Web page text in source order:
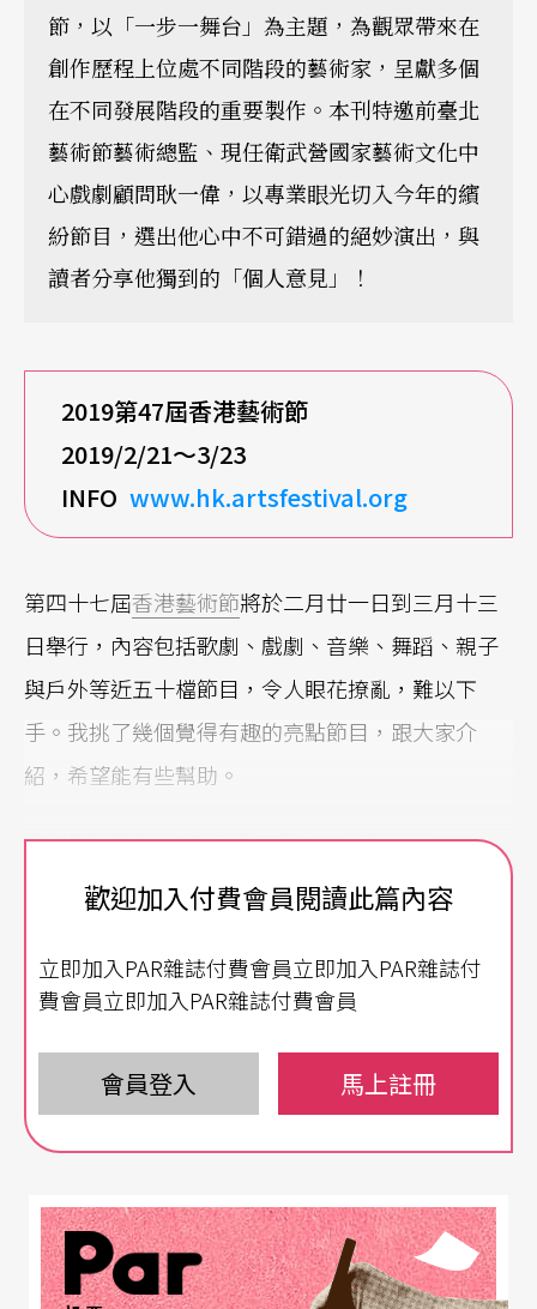
節，以「一步一舞台」為主題，為觀眾帶來在
創作歷程上位處不同階段的藝術家，呈獻多個
在不同發展階段的重要製作。本刊特邀前臺北
藝術節藝術總監、現任衛武營國家藝術文化中
心戲劇顧問耿一偉，以專業眼光切入今年的繽
紛節目，選出他心中不可錯過的絕妙演出，與
讀者分享他獨到的「個人意見」！
2019第47屆香港藝術節
2019/2/21～3/23
INFO www.hk.artsfestival.org
第四十七屆香港藝術節將於二月廿一日到三月十三
日舉行，內容包括歌劇、戲劇、音樂、舞蹈、親子
與戶外等近五十檔節目，令人眼花撩亂，難以下
手。我挑了幾個覺得有趣的亮點節目，跟大家介
紹，希望能有些幫助。
歌劇界阿莫多瓦搬演浮誇嗜血的《唐懷瑟》
《唐懷瑟》Tannhäuser對我來說是雙重享受的選
擇，首先是這齣歌劇由頗富盛名的萊比錫歌劇院
（Oper Leipzig）製作，演出版本是最早的一八四五
是一八六一年的巴黎版與一八七五年的維也納版。
第二是這部歌劇由當今最富爭議的西班牙導演卡歷
容彼耶多，我會說他是歌劇界的阿莫多瓦，能創造
出通俗奇情又充滿感官的戲劇世界。這樣的浮誇風
格，搭配歌劇，根本是一拍即合。
歡迎加入付費會員閱讀此篇內容
立即加入PAR雜誌付費會員立即加入PAR雜誌付
費會員立即加入PAR雜誌付費會員
會員登入 馬上註冊